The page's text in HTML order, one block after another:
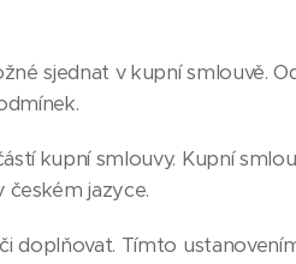
sjednat v kupní smlouvě.
kupní smlouvy. Kupní
jazyce.
doplňovat. Tímto